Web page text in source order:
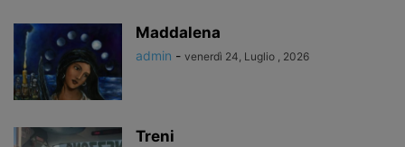
Maddalena
admin - venerdì 24, Luglio , 2026
Treni